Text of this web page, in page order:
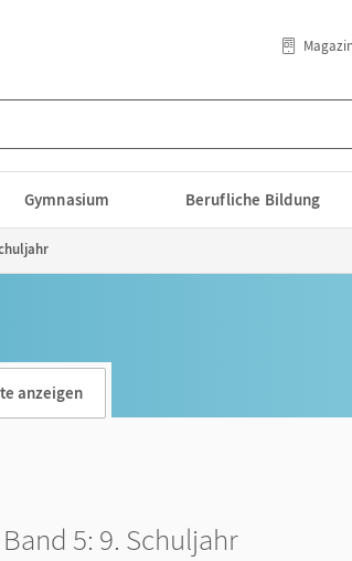
Magazin
Gymnasium Berufliche Bildung
anzeigen
5: 9. Schuljahr